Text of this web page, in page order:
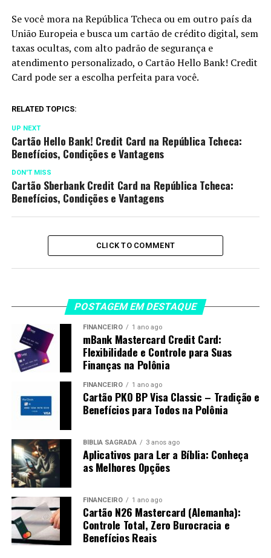
Se você mora na República Tcheca ou em outro país da
União Europeia e busca um cartão de crédito digital, sem
taxas ocultas, com alto padrão de segurança e
atendimento personalizado, o Cartão Hello Bank! Credit
Card pode ser a escolha perfeita para você.
RELATED TOPICS:
UP NEXT
Cartão Hello Bank! Credit Card na República Tcheca:
Benefícios, Condições e Vantagens
DON'T MISS
Cartão Sberbank Credit Card na República Tcheca:
Benefícios, Condições e Vantagens
CLICK TO COMMENT
POSTAGEM EM DESTAQUE
FINANCEIRO 1 ano ago
mBank Mastercard Credit Card:
Flexibilidade e Controle para Suas
Finanças na Polônia
FINANCEIRO 1 ano ago
Cartão PKO BP Visa Classic – Tradição e
Benefícios para Todos na Polônia
BÍBLIA SAGRADA 3 anos ago
Aplicativos para Ler a Bíblia: Conheça
as Melhores Opções
FINANCEIRO 1 ano ago
Cartão N26 Mastercard (Alemanha):
Controle Total, Zero Burocracia e
Benefícios Reais